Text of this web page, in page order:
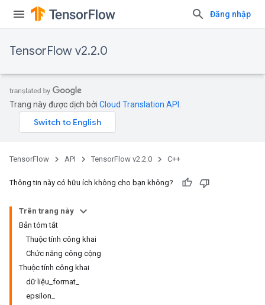
Đăng nhập
TensorFlow v2.2.0
Trang này được dịch bởi Cloud Translation API
TensorFlow API TensorFlow v2.2.0 C++
Thông tin này có hữu ích không cho bạn không?
Trên trang này
Bản tóm tắt
Thuộc tính công khai
Chức năng công cộng
Thuộc tính công khai
dữ liệu_format_
epsilon_